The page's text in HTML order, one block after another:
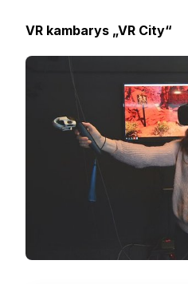
VR kambarys „VR City“